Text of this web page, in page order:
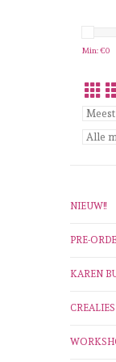
Min: €0
NIEUW!!
PRE-
KAREN
CREALIES